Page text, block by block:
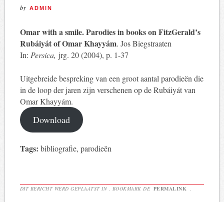
by ADMIN
Omar with a smile. Parodies in books on FitzGerald’s
Rubáiyát of Omar Khayyám. Jos Biegstraaten
In: Persica, jrg. 20 (2004), p. 1-37
Uitgebreide bespreking van een groot aantal parodieën die
in de loop der jaren zijn verschenen op de Rubáiyát van
Omar Khayyám.
Download
Tags: bibliografie, parodieën
DIT BERICHT WERD GEPLAATST IN . BOOKMARK DE PERMALINK